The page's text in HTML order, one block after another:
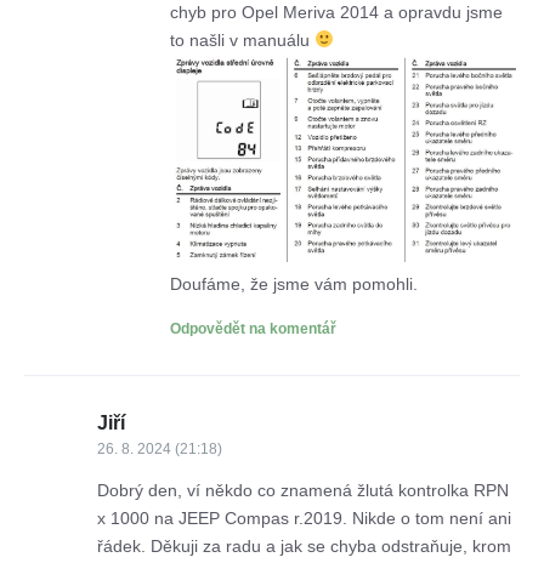
chyb pro Opel Meriva 2014 a opravdu jsme
to našli v manuálu
Doufáme, že jsme vám pomohli.
Odpovědět na komentář
Jiří
26. 8. 2024 (21:18)
Dobrý den, ví někdo co znamená žlutá kontrolka RPN
x 1000 na JEEP Compas r.2019. Nikde o tom není ani
řádek. Děkuji za radu a jak se chyba odstraňuje, krom